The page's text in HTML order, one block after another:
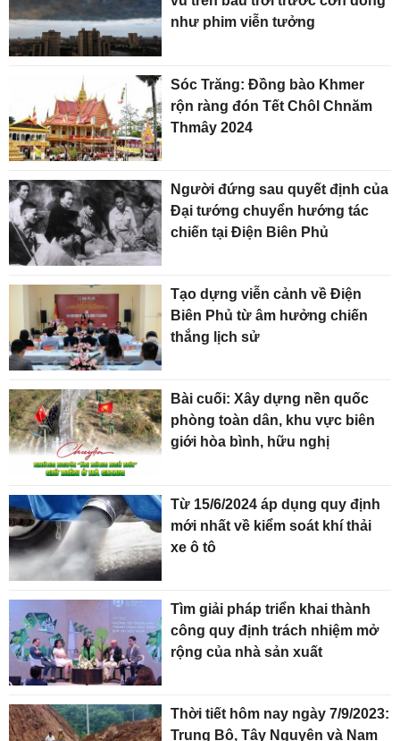
như phim viễn tưởng
Sóc Trăng: Đồng bào Khmer
rộn ràng đón Tết Chôl Chnăm
Thmây 2024
Người đứng sau quyết định của
Đại tướng chuyển hướng tác
chiến tại Điện Biên Phủ
Tạo dựng viễn cảnh về Điện
Biên Phủ từ âm hưởng chiến
thắng lịch sử
Bài cuối: Xây dựng nền quốc
phòng toàn dân, khu vực biên
giới hòa bình, hữu nghị
Từ 15/6/2024 áp dụng quy định
mới nhất về kiểm soát khí thải
xe ô tô
Tìm giải pháp triển khai thành
công quy định trách nhiệm mở
rộng của nhà sản xuất
Thời tiết hôm nay ngày 7/9/2023:
Trung Bộ, Tây Nguyên và Nam